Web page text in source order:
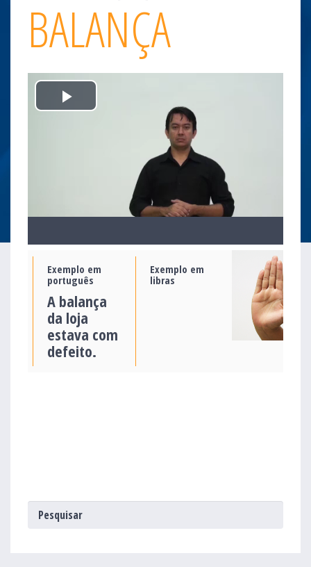
BALANÇA
Play
Exemplo em
português
A balança
da loja
estava com
defeito.
Exemplo em
libras